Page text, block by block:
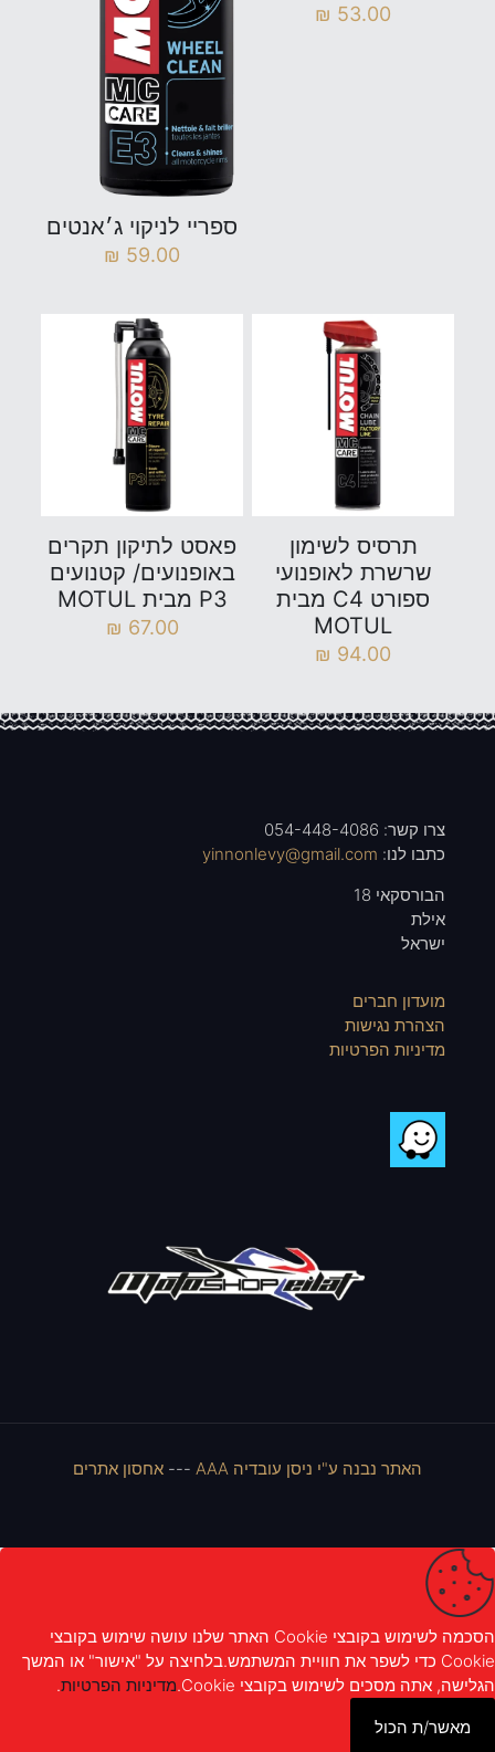
₪ 53.00
ספריי לניקוי ג׳אנטים
₪ 59.00
תרסיס לשימון
שרשרת לאופנועי
ספורט C4 מבית
MOTUL
₪ 94.00
פאסט לתיקון תקרים
באופנועים/ קטנועים
P3 מבית MOTUL
₪ 67.00
צרו קשר: 054-448-4086
כתבו לנו: yinnonlevy@gmail.com
הבורסקאי 18
אילת
ישראל
מועדון חברים
הצהרת נגישות
מדיניות הפרטיות
האתר נבנה ע"י ניסן עובדיה AAA --- אחסון אתרים
הסכמה לשימוש בקובצי Cookie האתר שלנו עושה שימוש בקובצי
Cookie כדי לשפר את חוויית המשתמש.בלחיצה על "אישור" או המשך
הגלישה, אתה מסכים לשימוש בקובצי Cookie.
מדיניות הפרטיות.
מאשר/ת הכול